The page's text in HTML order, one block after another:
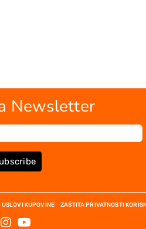
Newsletter
USLOVI KUPOVINE ZAŠTITA PRIVATNOSTI